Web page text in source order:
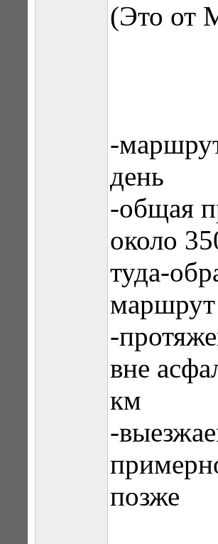
(Это
-
день
-общая
около
туда-
-
вне
км
-
позже